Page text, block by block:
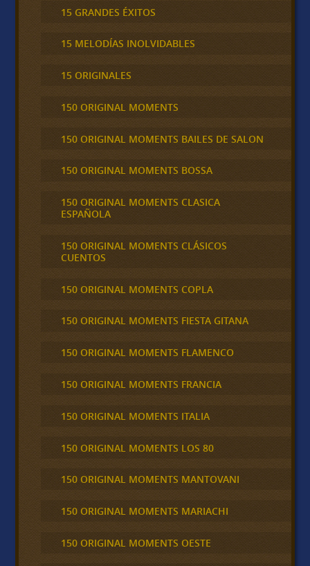
15 GRANDES ÉXITOS
15 MELODÍAS INOLVIDABLES
15 ORIGINALES
150 ORIGINAL MOMENTS
150 ORIGINAL MOMENTS BAILES DE SALON
150 ORIGINAL MOMENTS BOSSA
150 ORIGINAL MOMENTS CLASICA
ESPAÑOLA
150 ORIGINAL MOMENTS CLÁSICOS
CUENTOS
150 ORIGINAL MOMENTS COPLA
150 ORIGINAL MOMENTS FIESTA GITANA
150 ORIGINAL MOMENTS FLAMENCO
150 ORIGINAL MOMENTS FRANCIA
150 ORIGINAL MOMENTS ITALIA
150 ORIGINAL MOMENTS LOS 80
150 ORIGINAL MOMENTS MANTOVANI
150 ORIGINAL MOMENTS MARIACHI
150 ORIGINAL MOMENTS OESTE